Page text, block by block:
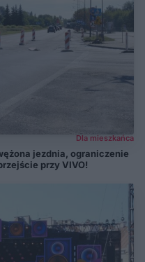
Dla mieszkańca
jezdnia, ograniczenie
przy VIVO!